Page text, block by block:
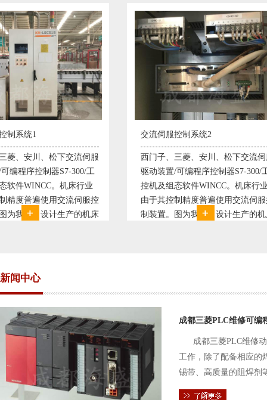
交流伺服控制系统2
西门子、三菱、安川、松下交流伺服
驱动装置/可编程序控制器S7-300/工
控机及组态软件WINCC。机床行业
由于其控制精度普遍使用交流伺服控
制装置。图为我公司设计生产的机床
变频恒压供水系统
变频恒压供水系
极调速技术原理
使供水随着使用
持供水设定压力
点、远传压力表
新闻中心
成都三菱PLC维修可编
成都三菱PLC维修
工作，除了配备相应的
锡带、高质量的阻焊剂
件的电路及通信电缆。